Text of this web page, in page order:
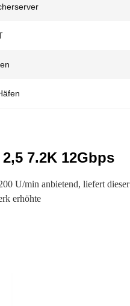
7.2K 12Gbps
U/min anbietend, liefert dieser
erhöhte